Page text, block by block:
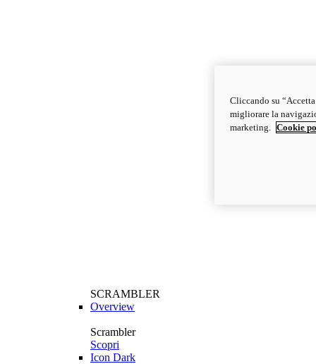
SCRAMBLER
Overview
Scrambler
Scopri
Icon Dark
Cliccando su
migliorare la
marketing.
Cookie